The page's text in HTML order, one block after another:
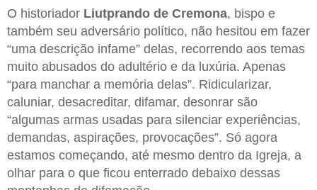
O historiador Liutprando de Cremona, bispo e
também seu adversário político, não hesitou em fazer
“uma descrição infame” delas, recorrendo aos temas
muito abusados do adultério e da luxúria. Apenas
“para manchar a memória delas”. Ridicularizar,
caluniar, desacreditar, difamar, desonrar são
“algumas armas usadas para silenciar experiências,
demandas, aspirações, provocações”. Só agora
estamos começando, até mesmo dentro da Igreja, a
olhar para o que ficou enterrado debaixo dessas